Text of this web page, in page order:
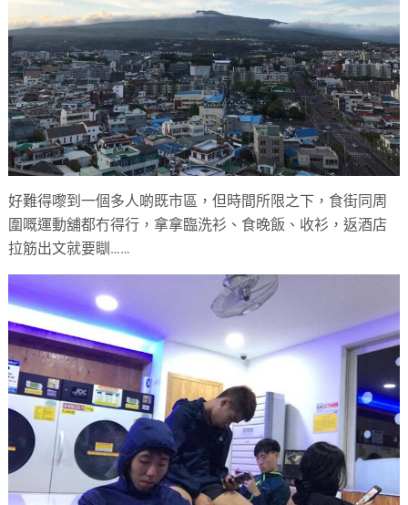
好難得嚟到一個多人啲既市區，但時間所限之下，食街同周
圍嘅運動舖都冇得行，拿拿臨洗衫、食晚飯、收衫，返酒店
拉筋出文就要瞓……